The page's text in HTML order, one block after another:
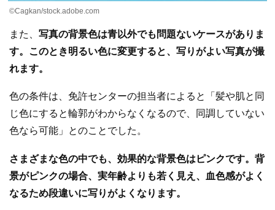
©Cagkan/stock.adobe.com
また、 写真の背景色は青以外でも問題ないケースがありま
す。このとき明るい色に変更すると、写りがよい写真が撮
れます。
色の条件は、免許センターの担当者によると「髪や肌と同
じ色にすると輪郭がわからなくなるので、同調していない
色なら可能」とのことでした。
さまざまな色の中でも、効果的な背景色はピンクです。背
景がピンクの場合、実年齢よりも若く見え、血色感がよく
なるため段違いに写りがよくなります。